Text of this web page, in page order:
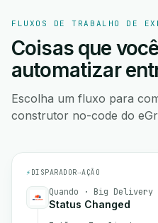
FLUXOS DE TRABALHO DE
Coisas que
automatizar
Escolha um fluxo para
construtor no-code do
⚡ DISPARADOR→AÇÃO
Quando · Big Delivery
Status Changed